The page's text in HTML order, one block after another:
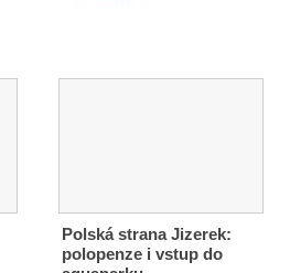
Polská strana Jizerek:
polopenze i vstup do